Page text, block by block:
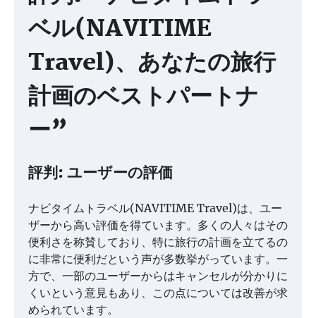
ベル(NAVITIME
Travel)、あなたの旅行
計画のベストパートナ
ー”
評判: ユーザーの評価
ナビタイムトラベル(NAVITIME Travel)は、ユー
ザーから高い評価を得ています。多くの人々はその
便利さを称賛しており、特に旅行の計画を立てるの
に非常に便利だという声が多数挙がっています。一
方で、一部のユーザーからはキャンセルが分かりに
くいという意見もあり、この点については改善が求
められています。